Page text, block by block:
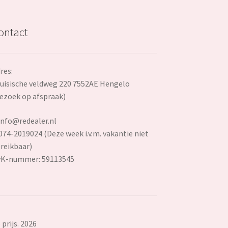
veldweg 220 7552AE Hengelo
op afspraak)
2019024 (Deze week i.v.m. vakantie niet
nummer: 59113545
2026